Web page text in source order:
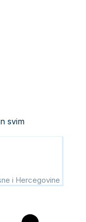
svim
i Hercegovine